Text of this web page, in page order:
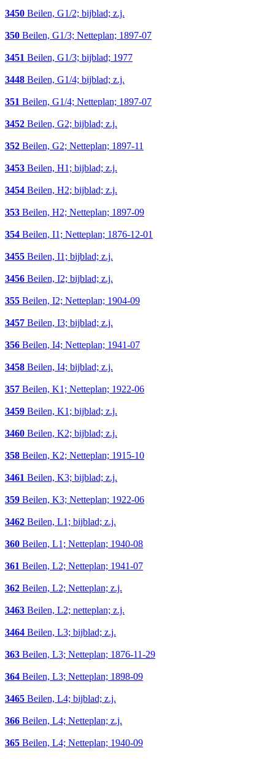
3450 Beilen, G1/2; bijblad; z.j.
350 Beilen, G1/3; Netteplan; 1897-07
3451 Beilen, G1/3; bijblad; 1977
3448 Beilen, G1/4; bijblad; z.j.
351 Beilen, G1/4; Netteplan; 1897-07
3452 Beilen, G2; bijblad; z.j.
352 Beilen, G2; Netteplan; 1897-11
3453 Beilen, H1; bijblad; z.j.
3454 Beilen, H2; bijblad; z.j.
353 Beilen, H2; Netteplan; 1897-09
354 Beilen, I1; Netteplan; 1876-12-01
3455 Beilen, I1; bijblad; z.j.
3456 Beilen, I2; bijblad; z.j.
355 Beilen, I2; Netteplan; 1904-09
3457 Beilen, I3; bijblad; z.j.
356 Beilen, I4; Netteplan; 1941-07
3458 Beilen, I4; bijblad; z.j.
357 Beilen, K1; Netteplan; 1922-06
3459 Beilen, K1; bijblad; z.j.
3460 Beilen, K2; bijblad; z.j.
358 Beilen, K2; Netteplan; 1915-10
3461 Beilen, K3; bijblad; z.j.
359 Beilen, K3; Netteplan; 1922-06
3462 Beilen, L1; bijblad; z.j.
360 Beilen, L1; Netteplan; 1940-08
361 Beilen, L2; Netteplan; 1941-07
362 Beilen, L2; Netteplan; z.j.
3463 Beilen, L2; netteplan; z.j.
3464 Beilen, L3; bijblad; z.j.
363 Beilen, L3; Netteplan; 1876-11-29
364 Beilen, L3; Netteplan; 1898-09
3465 Beilen, L4; bijblad; z.j.
366 Beilen, L4; Netteplan; z.j.
365 Beilen, L4; Netteplan; 1940-09